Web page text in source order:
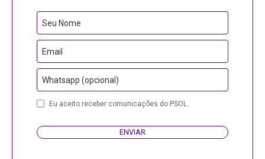
Seu Nome
Email
Whatsapp (opcional)
PhoneEu aceito receber comunicações do PSOL.
ENVIAR